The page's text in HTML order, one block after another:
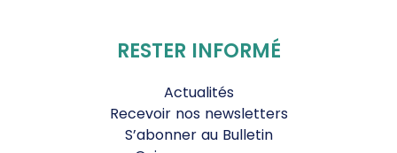
RESTER INFORMÉ
Actualités
Recevoir nos newsletters
S’abonner au Bulletin